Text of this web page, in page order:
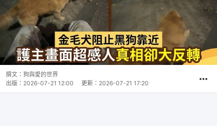
撰文： 狗與愛的世界
出版： 2026-07-21 12:00 更新： 2026-07-21 17:20